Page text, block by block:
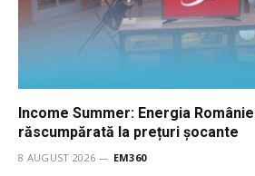
Income Summer: Energia
răscumpărată la prețuri șocante
8 AUGUST 2026 EM360